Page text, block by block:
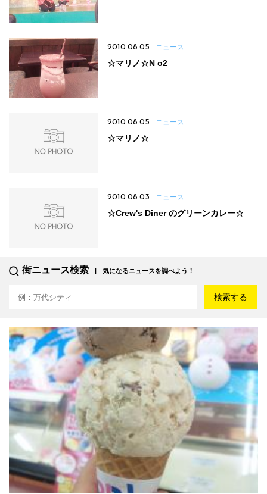
2010.08.05 ニュース
☆マリノ☆N o2
2010.08.05 ニュース
☆マリノ☆
2010.08.03 ニュース
☆Crew's Diner のグリーンカレー☆
街ニュース検索 気になるニュースを調べよう！
検索する